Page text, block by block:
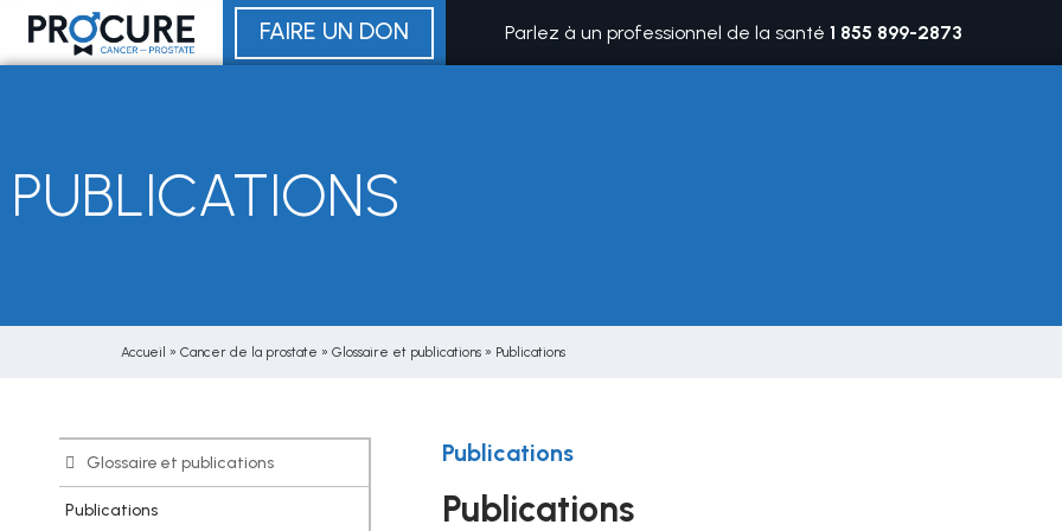
Aller
contenu
FAIRE UN DON Parlez à un professionnel de la santé1 855 899-2873
PUBLICATIONS
Accueil » Cancer de la prostate » Glossaire et publications » Publications
Glossaire et publications
Publications
Publications
Publications